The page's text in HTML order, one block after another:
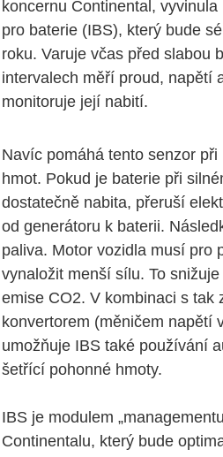
koncernu Continental,
pro baterie (IBS), který bude
roku. Varuje včas před slabou
intervalech měří proud, napětí
monitoruje její nabití.
Navíc pomáhá tento senzor
hmot. Pokud je baterie při
dostatečně nabita, přeruší
od generátoru k baterii.
paliva. Motor vozidla musí pro
vynaložit menší sílu. To
emise CO2. V kombinaci s tak
konvertorem (měničem napětí
umožňuje IBS také používání
šetřící pohonné hmoty.
IBS je modulem
Continentalu, který bude